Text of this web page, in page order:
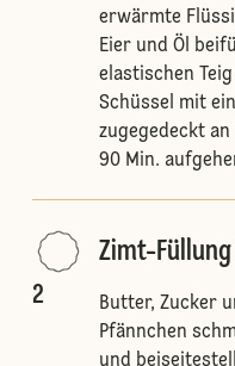
erwärmte
Eier und Öl
elastischen
Schüssel mit
zugegedeckt
90 Min.
2
Zimt-Füllung
Butter, Zucker
Pfännchen
und